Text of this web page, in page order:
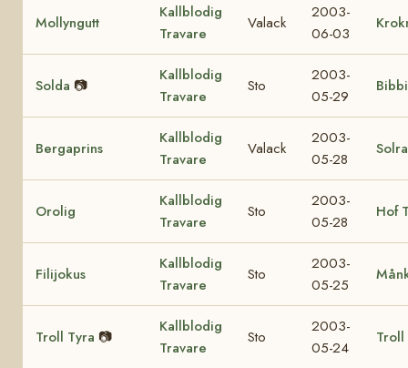
Mollyngutt
Kallblodig
Travare
Valack
2003-
06-03
Solda 📷
Kallblodig
Travare
Sto
2003-
05-29
Bibbi
Bergaprins
Kallblodig
Travare
Valack
2003-
05-28
Orolig
Kallblodig
Travare
Sto
2003-
05-28
Hof
Filijokus
Kallblodig
Travare
Sto
2003-
05-25
Troll Tyra 📷
Kallblodig
Travare
Sto
2003-
05-24
Troll